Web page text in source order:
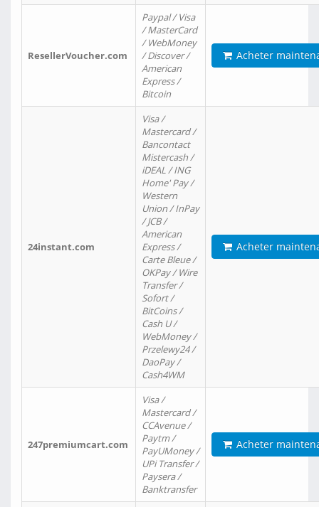
ResellerVoucher.com
Paypal / Visa
/ MasterCard
/ WebMoney
/ Discover /
American
Express /
Bitcoin
Acheter
24instant.com
Visa /
Mastercard /
Bancontact
Mistercash /
iDEAL / ING
Home' Pay /
Western
Union / InPay
/ JCB /
American
Express /
Carte Bleue /
OKPay / Wire
Transfer /
Sofort /
BitCoins /
Cash U /
WebMoney /
Przelewy24 /
DaoPay /
Cash4WM
Acheter
247premiumcart.com
Visa /
Mastercard /
CCAvenue /
Paytm /
PayUMoney /
UPi Transfer /
Paysera /
Banktransfer
Acheter